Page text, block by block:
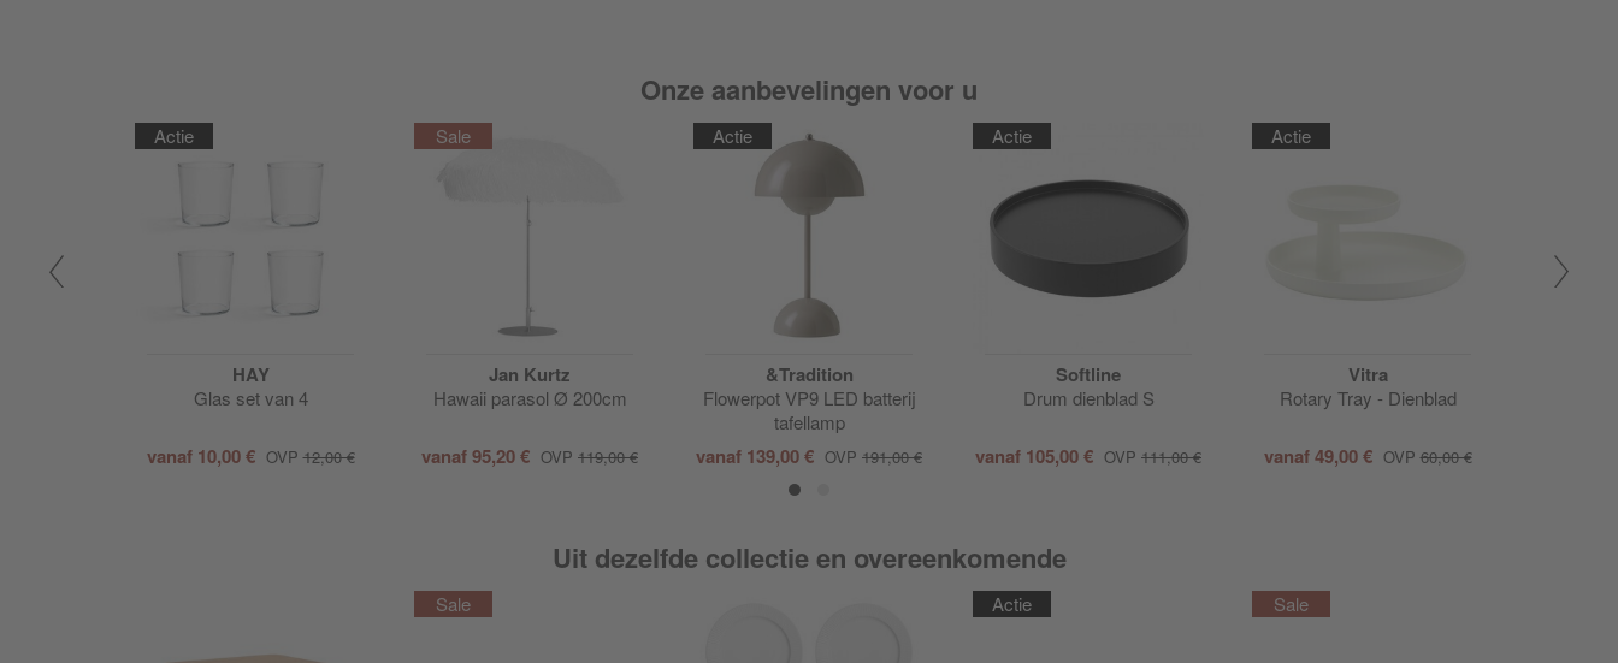
Onze aanbevelingen voor u
Actie
HAY
Glas set van 4
vanaf 10,00 € OVP12,00 €
Jan Kurtz
Hawaii parasol Ø 200cm
vanaf95,20 € OVP 119,00 €
Actie
&Tradition
Flowerpot VP9 LED batterij
tafellamp
vanaf 139,00 € OVP 191,00 €
Actie
Softline
Drum dienblad S
vanaf 105,00 € OVP 111,00 €
Actie
Vitra
Rotary Tray - Dienblad
vanaf49,00 € OVP60,00 €
Uit dezelfde collectie en overeenkomende
Actie